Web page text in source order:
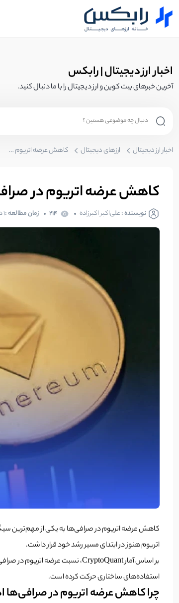
اخبار ارز دیجیتال | رابکس
آخرین خبرهای بیت کوین و ارز دیجیتال را با ما دنبال کنید.
اخبار ارز دیجیتال ارزهای دیجیتال کاهش عرضه اتریوم در صرافی‌ها؛ سیگنال صعودی اتریوم صادر شد؟
کاهش عرضه اتریوم در
نویسنده :علی‌اکبر اکبرزاده 214 زمان مطالعه :1 دقیقه
اتریوم هنوز در ابتدای مسیر رشد خود قرار داشت.
استفاده‌های ساختاری حرکت کرده است.
چرا کاهش عرضه اتریوم در صرافی‌ها